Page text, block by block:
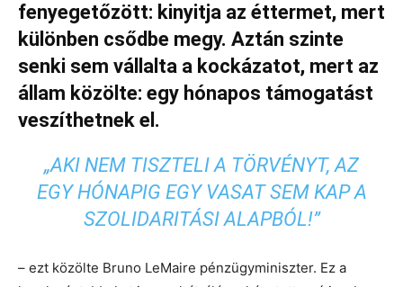
fenyegetőzött: kinyitja az éttermet, mert
különben csődbe megy. Aztán szinte
senki sem vállalta a kockázatot, mert az
állam közölte: egy hónapos támogatást
veszíthetnek el.
„AKI NEM TISZTELI A TÖRVÉNYT, AZ
EGY HÓNAPIG EGY VASAT SEM KAP A
SZOLIDARITÁSI ALAPBÓL!”
– ezt közölte Bruno LeMaire pénzügyminiszter. Ez a